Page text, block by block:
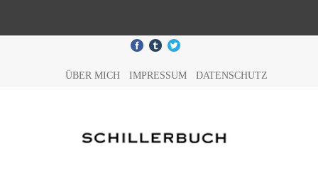
ÜBER MICH IMPRESSUM DATENSCHUTZ